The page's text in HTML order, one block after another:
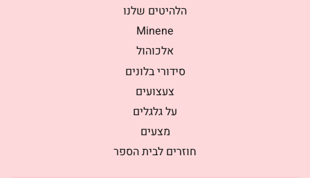
הלהיטים שלנו
Minene
אלכוהול
סידורי בלונים
צעצועים
על גלגלים
מצעים
חוזרים לבית הספר